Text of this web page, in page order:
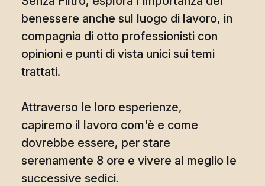
benessere anche sul luogo di lavoro, in
compagnia di otto professionisti con
opinioni e punti di vista unici sui temi
trattati.
Attraverso le loro esperienze,
capiremo il lavoro com'è e come
dovrebbe essere, per stare
serenamente 8 ore e vivere al meglio le
successive sedici.